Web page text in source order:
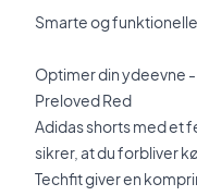
Smarte og
Optimer din ydeevne -
Preloved Red
Adidas shorts med et
sikrer, at du forbliver
Techfit giver en